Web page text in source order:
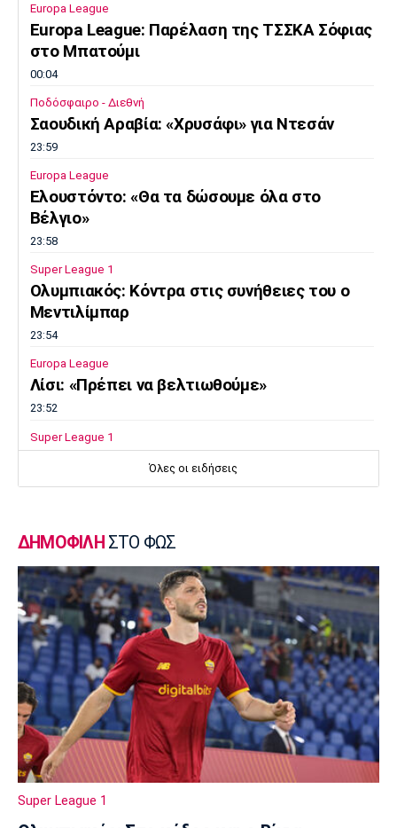
Europa League
Europa League: Παρέλαση της ΤΣΣΚΑ Σόφιας
στο Μπατούμι
00:04
Ποδόσφαιρο - Διεθνή
Σαουδική Αραβία: «Χρυσάφι» για Ντεσάν
23:59
Europa League
Ελουστόντο: «Θα τα δώσουμε όλα στο
Βέλγιο»
23:58
Super League 1
Ολυμπιακός: Κόντρα στις συνήθειες του ο
Μεντιλίμπαρ
23:54
Europa League
Λίσι: «Πρέπει να βελτιωθούμε»
23:52
Super League 1
Επιστρέφει αύριο στη Θεσσαλονίκη ο
Επίσημα στον Άρη ο Άνταμ Μοκόκα
23:35
Europa League
Μπρούνο: «Δουλέψαμε καλά στην άμυνα»
23:32
Ποδόσφαιρο - Διεθνή
Κακή εβδομάδα για τη βαθμολογία της UEFA
23:23
Γ Εθνική
Αστέρας Βάρης: Νέες προσθήκες στο
ρόστερ
Όλες οι ειδήσεις
ΔΗΜΟΦΙΛΗ ΣΤΟ ΦΩΣ
Super League 1